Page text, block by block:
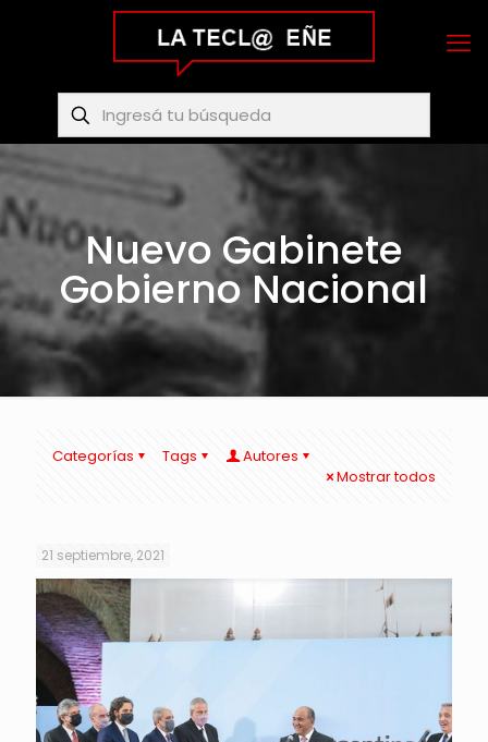
Nuevo Gabinete
Gobierno Nacional
Categorías Tags
Autores
Mostrar todos
21 septiembre, 2021